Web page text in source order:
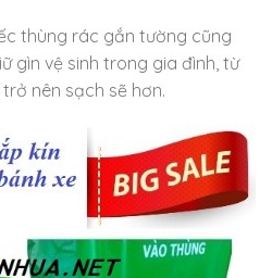
thùng rác gắn tường cũng
gìn vệ sinh trong gia đình, từ
nên sạch sẽ hơn.